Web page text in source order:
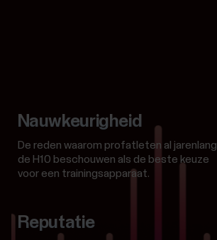
Nauwkeurigheid
De reden waarom profatleten al jarenlang
de H10 beschouwen als de beste keuze
voor een trainingsapparaat.
Reputatie